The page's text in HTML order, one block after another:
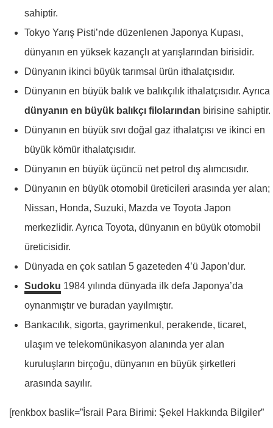
sahiptir.
Tokyo Yarış Pisti’nde düzenlenen Japonya Kupası,
dünyanın en yüksek kazançlı at yarışlarından birisidir.
Dünyanın ikinci büyük tarımsal ürün ithalatçısıdır.
Dünyanın en büyük balık ve balıkçılık ithalatçısıdır. Ayrıca
dünyanın en büyük balıkçı filolarından birisine sahiptir.
Dünyanın en büyük sıvı doğal gaz ithalatçısı ve ikinci en
büyük kömür ithalatçısıdır.
Dünyanın en büyük üçüncü net petrol dış alımcısıdır.
Dünyanın en büyük otomobil üreticileri arasında yer alan;
Nissan, Honda, Suzuki, Mazda ve Toyota Japon
merkezlidir. Ayrıca Toyota, dünyanın en büyük otomobil
üreticisidir.
Dünyada en çok satılan 5 gazeteden 4’ü Japon’dur.
Sudoku 1984 yılında dünyada ilk defa Japonya’da
oynanmıştır ve buradan yayılmıştır.
Bankacılık, sigorta, gayrimenkul, perakende, ticaret,
ulaşım ve telekomünikasyon alanında yer alan
kuruluşların birçoğu, dünyanın en büyük şirketleri
arasında sayılır.
[renkbox baslik=”İsrail Para Birimi: Şekel Hakkında Bilgiler”